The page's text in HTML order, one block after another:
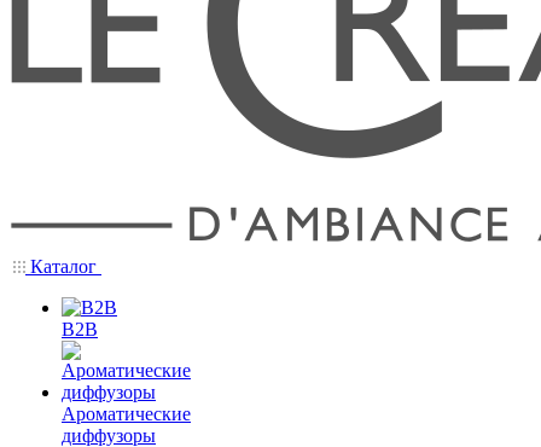
Каталог
B2B
Ароматические
диффузоры